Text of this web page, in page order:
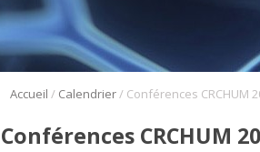
Accueil / Calendrier/
Conférences CRCHUM